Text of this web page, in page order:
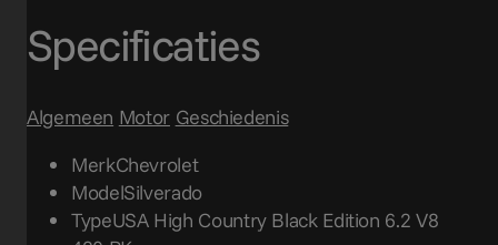
Specificaties
Algemeen Motor Geschiedenis
MerkChevrolet
ModelSilverado
TypeUSA High Country Black Edition 6.2 V8